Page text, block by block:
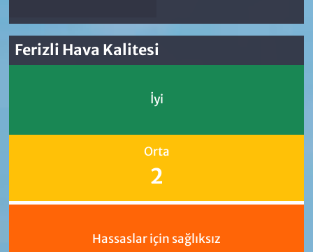
Ferizli Hava Kalitesi
İyi
Orta
2
Hassaslar için sağlıksız